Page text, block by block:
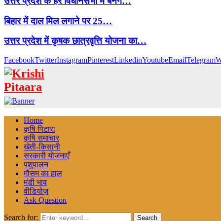
बिहार में दाल मिल लगाने पर 25…
उत्तर प्रदेश में कृषक छात्रवृत्ति योजना का…
FacebookTwitterInstagramPinterestLinkedinYoutubeEmailTelegram
Home
कृषि पिटारा
कृषि समाचार
खेती-किसानी
सरकारी योजनाएँ
पशुपालन
मौसम का हाल
मंडी भाव
वीडियोज़
Ask Question
Search for: Search